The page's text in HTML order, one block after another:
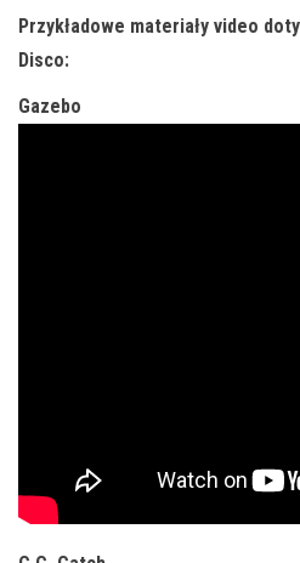
Przykładowe materiały video
Disco:
Gazebo